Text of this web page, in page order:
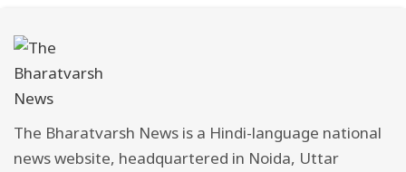
The Bharatvarsh News is a Hindi-language national
news website, headquartered in Noida, Uttar